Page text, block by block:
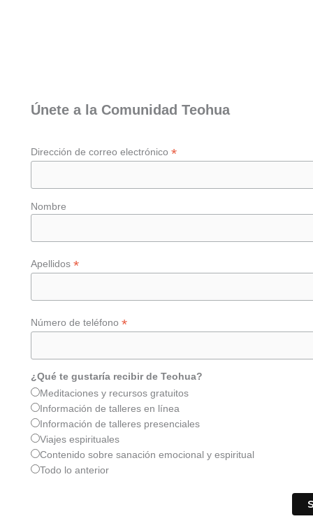
Únete a la Comunidad Teohua
Dirección de correo electrónico *
Nombre
Apellidos *
Número de teléfono *
¿Qué te gustaría recibir de Teohua?
Meditaciones y recursos gratuitos
Información de talleres en línea
Información de talleres presenciales
Viajes espirituales
Contenido sobre sanación emocional y espiritual
Todo lo anterior